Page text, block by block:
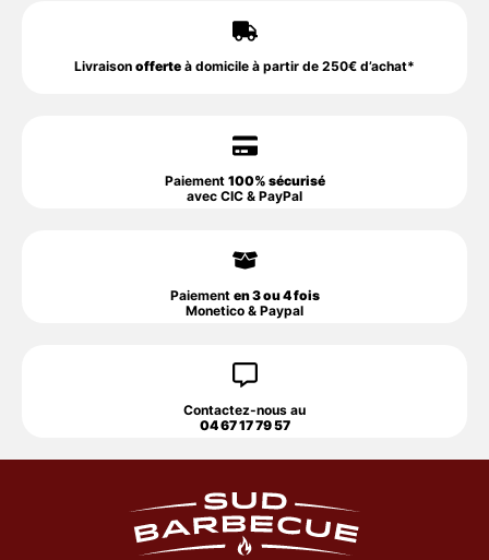
Livraison offerte à domicile à partir de 250€ d’achat*
Paiement 100% sécurisé
avec CIC & PayPal
Paiement en 3 ou 4 fois
Monetico & Paypal
Contactez-nous au
04 67 17 79 57